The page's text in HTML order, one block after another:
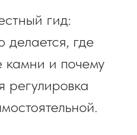
гид:
делается, где
камни и почему
регулировка